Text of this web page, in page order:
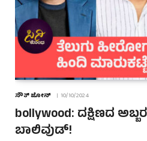
ಸೌತ್ ಜೋನ್ 10/10/2024
bollywood: ದಕ್ಷಿಣದ
ಬಾಲಿವುಡ್!